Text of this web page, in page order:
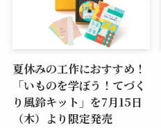
夏休みの工作におすすめ！
「いものを学ぼう！てづく
り風鈴キット」を7月15日
（木）より限定発売